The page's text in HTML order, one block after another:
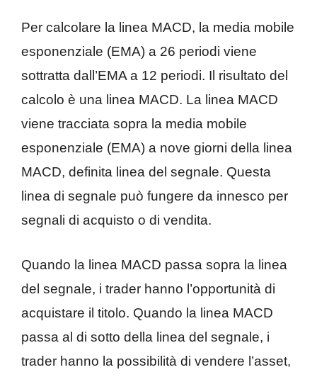
Per calcolare la linea MACD, la media mobile
esponenziale (EMA) a 26 periodi viene
sottratta dall’EMA a 12 periodi. Il risultato del
calcolo è una linea MACD. La linea MACD
viene tracciata sopra la media mobile
esponenziale (EMA) a nove giorni della linea
MACD, definita linea del segnale. Questa
linea di segnale può fungere da innesco per
segnali di acquisto o di vendita.
Quando la linea MACD passa sopra la linea
del segnale, i trader hanno l’opportunità di
acquistare il titolo. Quando la linea MACD
passa al di sotto della linea del segnale, i
trader hanno la possibilità di vendere l’asset,